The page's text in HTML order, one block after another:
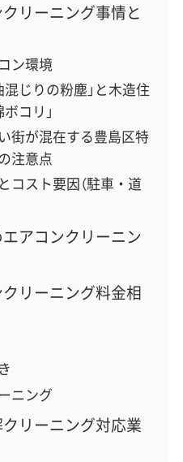
リーニング事情と
ン環境
混じりの粉塵」と木造住
コリ」
街が混在する豊島区特
注意点
コスト要因（駐車・道
アコンクリーニン
リーニング料金相
ニング
リーニング対応業